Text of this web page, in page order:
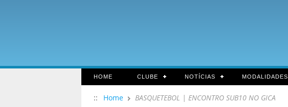
HOME CLUBE NOTÍCIAS MODALIDADES
:: Home BASQUETEBOL | ENCONTRO SUB10 NO GICA